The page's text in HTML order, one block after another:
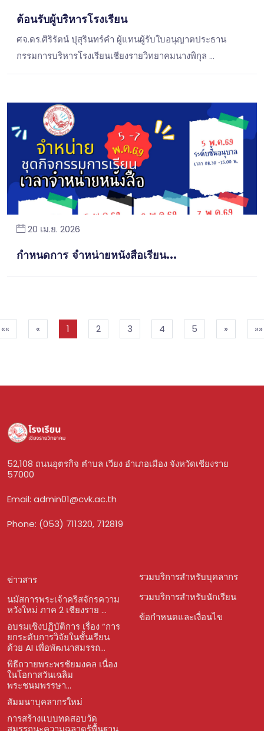
ต้อนรับผู้บริหารโรงเรียน
ศจ.ดร.ศิริรัตน์ ปุสุรินทร์คำ ผู้แทนผู้รับใบอนุญาตประธาน
กรรมการบริหารโรงเรียนเชียงรายวิทยาคมนางพิกุล …
20 เม.ย. 2026
กำหนดการ จำหน่ายหนังสือเรียน...
«« « 1 2 3 4 5 » »»
52,108 ถนนอุตรกิจ ตำบล เวียง อำเภอเมือง จังหวัดเชียงราย
57000
Email: admin01@cvk.ac.th
Phone: (053) 711320, 712819
ข่าวสาร
นมัสการพระเจ้าคริสจักรความ
หวังใหม่ ภาค 2 เชียงราย ...
อบรมเชิงปฏิบัติการ เรื่อง “การ
ยกระดับการวิจัยในชั้นเรียน
ด้วย AI เพื่อพัฒนาสมรรถ...
พิธีถวายพระพรชัยมงคล เนื่อง
ในโอกาสวันเฉลิม
พระชนมพรรษา...
สัมมนาบุคลากรใหม่
การสร้างแบบทดสอบวัด
รวมบริการสำหรับบุคลากร
รวมบริการสำหรับนักเรียน
ข้อกำหนดและเงื่อนไข